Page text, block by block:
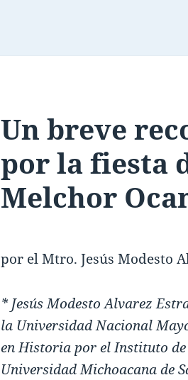
Un breve
por la fiesta
Melchor
por el Mtro. Jesús Modesto
* Jesús Modesto Alvarez
la Universidad Nacional
en Historia por el Instituto
Universidad Michoacana de